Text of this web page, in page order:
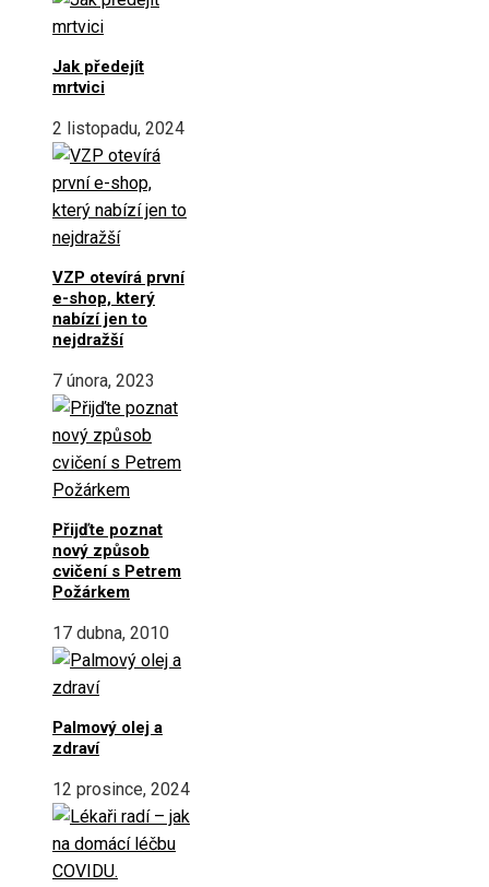
Jak předejít
mrtvici
2 listopadu, 2024
VZP otevírá první
e-shop, který
nabízí jen to
nejdražší
7 února, 2023
Přijďte poznat
nový způsob
cvičení s Petrem
Požárkem
17 dubna, 2010
Palmový olej a
zdraví
12 prosince, 2024